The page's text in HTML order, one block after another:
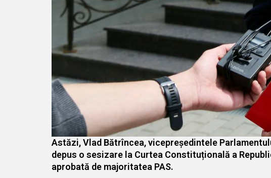
Astăzi, Vlad Bătrîncea, vicepreședintele
depus o sesizare la Curtea Constituțională a
aprobată de majoritatea PAS.